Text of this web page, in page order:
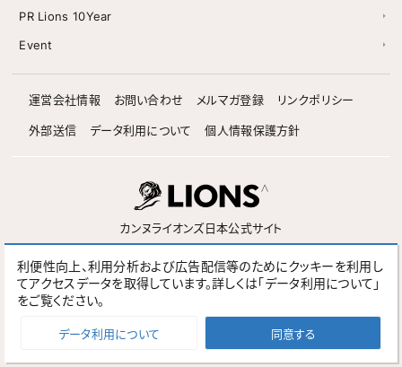
PR Lions 10Year
Event
運営会社情報 お問い合わせ メルマガ登録 リンクポリシー
外部送信 データ利用について 個人情報保護方針
カンヌライオンズ日本公式サイト
Follow
Spikes Asia Official Site
© NIKKEI Inc. No reproduction without permission.
利便性向上、利用分析および広告配信等のためにクッキーを利用し
てアクセスデータを取得しています。詳しくは「データ利用について」
をご覧ください。
データ利用について 同意する